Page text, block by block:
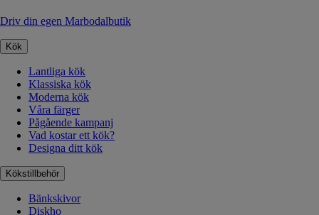
Driv din egen Marbodalbutik
Kök
Lantliga kök
Klassiska kök
Moderna kök
Våra färger
Pågående kampanj
Vad kostar ett kök?
Designa ditt kök
Kökstillbehör
Bänkskivor
Diskho